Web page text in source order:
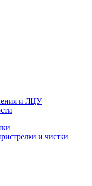
и ЛЦУ
и чистки